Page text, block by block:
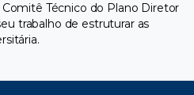
Técnico do Plano Diretor
trabalho de estruturar as